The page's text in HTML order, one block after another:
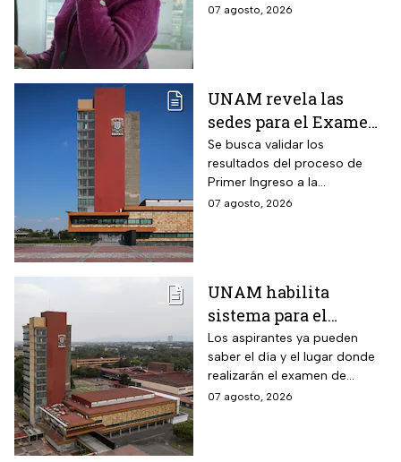
07 agosto, 2026
UNAM revela las
sedes para el Examen
de control 2026;
consulta dónde será
Se busca validar los
resultados del proceso de
Primer Ingreso a la
Licenciatura luego de
07 agosto, 2026
UNAM habilita
sistema para el
examen de control: así
puedes consultar
fecha, hora y sede
Los aspirantes ya pueden
saber el día y el lugar donde
realizarán el examen de
control de forma presencial
07 agosto, 2026